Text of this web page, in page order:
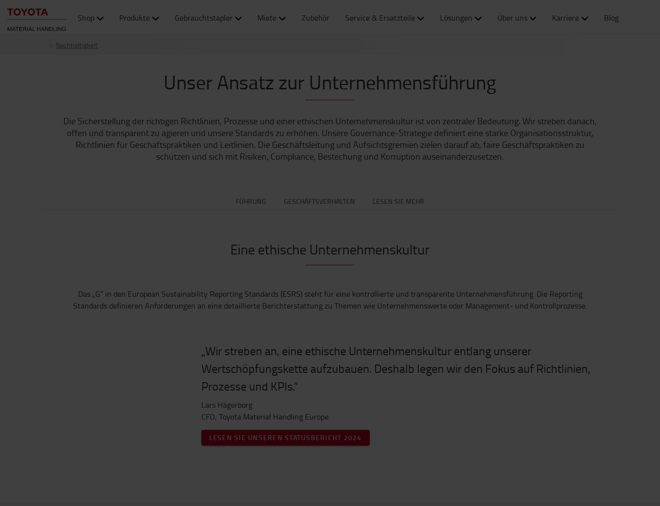
Shop Produkte Gebrauchtstapler Miete Zubehör Service & Ersatzteile Lösungen Über uns Karriere Blog
Nachhaltigkeit
Unser Ansatz zur Unternehmensführung
Die Sicherstellung der richtigen Richtlinien, Prozesse und einer ethischen Unternehmenskultur ist von zentraler Bedeutung. Wir streben danach,
offen und transparent zu agieren und unsere Standards zu erhöhen. Unsere Governance-Strategie definiert eine starke Organisationsstruktur,
Richtlinien für Geschäftspraktiken und Leitlinien. Die Geschäftsleitung und Aufsichtsgremien zielen darauf ab, faire Geschäftspraktiken zu
schützen und sich mit Risiken, Compliance, Bestechung und Korruption auseinanderzusetzen.
FÜHRUNG GESCHÄFTSVERHALTEN LESEN SIE MEHR
Eine ethische Unternehmenskultur
Das „G“ in den European Sustainability Reporting Standards (ESRS) steht für eine kontrollierte und transparente Unternehmensführung. Die Reporting
Standards definieren Anforderungen an eine detaillierte Berichterstattung zu Themen wie Unternehmenswerte oder Management- und Kontrollprozesse.
„Wir streben an, eine ethische Unternehmenskultur entlang unserer
Wertschöpfungskette aufzubauen. Deshalb legen wir den Fokus auf Richtlinien,
Prozesse und KPIs.“
Lars Hägerborg
CFO, Toyota Material Handling Europe
LESEN SIE UNSEREN STATUSBERICHT 2024